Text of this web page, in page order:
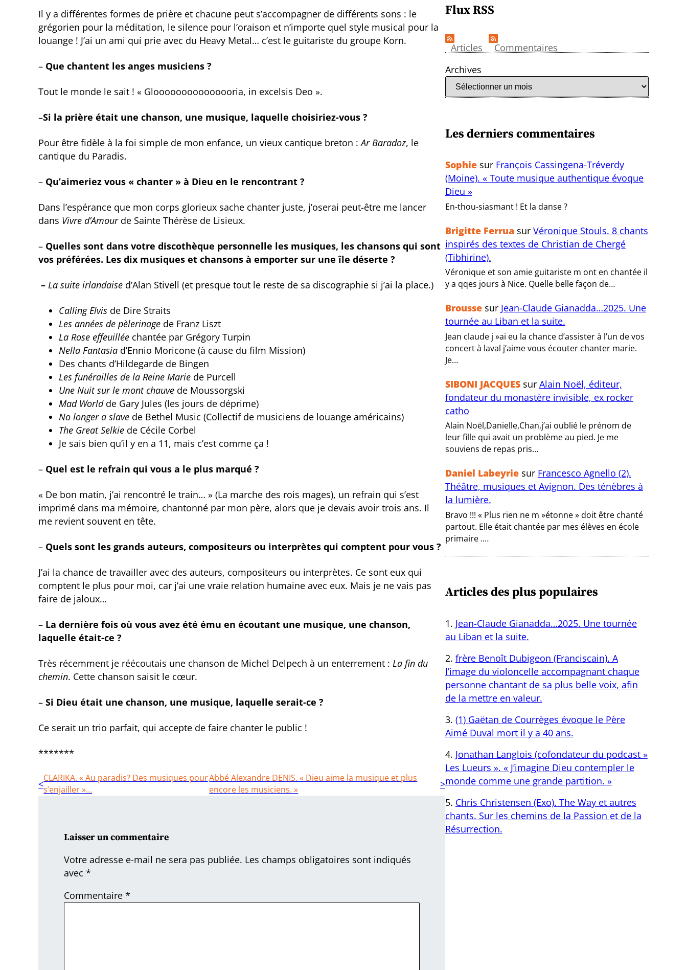
Il y a différentes formes de prière et chacune peut s’accompagner de différents sons : le
grégorien pour la méditation, le silence pour l’oraison et n’importe quel style musical pour la
louange ! J’ai un ami qui prie avec du Heavy Metal… c’est le guitariste du groupe Korn.
– Que chantent les anges musiciens ?
Tout le monde le sait ! « Glooooooooooooooria, in excelsis Deo ».
–Si la prière était une chanson, une musique, laquelle choisiriez-vous ?
Pour être fidèle à la foi simple de mon enfance, un vieux cantique breton :Ar Baradoz, le
cantique du Paradis.
– Qu’aimeriez vous « chanter » à Dieu en le rencontrant ?
Dans l’espérance que mon corps glorieux sache chanter juste, j’oserai peut-être me lancer
dans Vivre d’Amour de Sainte Thérèse de Lisieux.
– Quelles sont dans votre discothèque personnelle les musiques, les chansons qui sont
vos préférées. Les dix musiques et chansons à emporter sur une île déserte ?
–La suite irlandaise d’Alan Stivell (et presque tout le reste de sa discographie si j’ai la place.)
Calling Elvis de Dire Straits
Les années de pèlerinage de Franz Liszt
La Rose effeuillée chantée par Grégory Turpin
Nella Fantasia d’Ennio Moricone (à cause du film Mission)
Des chants d’Hildegarde de Bingen
Les funérailles de la Reine Marie de Purcell
Une Nuit sur le mont chauve de Moussorgski
Mad Worldde Gary Jules (les jours de déprime)
No longer a slave de Bethel Music (Collectif de musiciens de louange américains)
The Great Selkie de Cécile Corbel
Je sais bien qu’il y en a 11, mais c’est comme ça !
– Quel est le refrain qui vous a le plus marqué ?
« De bon matin, j’ai rencontré le train… » (La marche des rois mages), un refrain qui s’est
imprimé dans ma mémoire, chantonné par mon père, alors que je devais avoir trois ans. Il
me revient souvent en tête.
– Quels sont les grands auteurs, compositeurs ou interprètes qui comptent pour vous ?
J’ai la chance de travailler avec des auteurs, compositeurs ou interprètes. Ce sont eux qui
comptent le plus pour moi, car j’ai une vraie relation humaine avec eux. Mais je ne vais pas
faire de jaloux…
– La dernière fois où vous avez été ému en écoutant une musique, une chanson,
laquelle était-ce ?
Très récemment je réécoutais une chanson de Michel Delpech à un enterrement :La fin du
chemin. Cette chanson saisit le cœur.
–Si Dieu était une chanson, une musique, laquelle serait-ce ?
Ce serait un trio parfait, qui accepte de faire chanter le public !
*******
Abbé Alexandre DENIS. « Dieu aime la musique et plus
encore les musiciens. »
CLARIKA. « Au paradis? Des musiques pour
s’enjailler »…
Laisser un commentaire
Votre adresse e-mail ne sera pas publiée. Les champs obligatoires sont indiqués
avec*
Commentaire*
Flux RSS
Articles
Commentaires
Archives
Les derniers commentaires
Sophiesur François Cassingena-Tréverdy
(Moine). « Toute musique authentique évoque
Dieu »
En-thou-siasmant ! Et la danse ?
Brigitte Ferrua sur Véronique Stouls. 8 chants
inspirés des textes de Christian de Chergé
(Tibhirine).
Véronique et son amie guitariste m ont en chantée il
y a qqes jours à Nice. Quelle belle façon de…
Broussesur Jean-Claude Gianadda…2025. Une
tournée au Liban et la suite.
Jean claude j »ai eu la chance d’assister à l’un de vos
concert à laval j’aime vous écouter chanter marie.
Je…
SIBONI JACQUESsur Alain Noël, éditeur,
fondateur du monastère invisible, ex rocker
catho
Alain Noël,Danielle,Chan,j’ai oublié le prénom de
leur fille qui avait un problème au pied. Je me
souviens de repas pris…
Daniel Labeyriesur Francesco Agnello (2).
Théâtre, musiques et Avignon. Des ténèbres à
la lumière.
Bravo !!! « Plus rien ne m »étonne » doit être chanté
partout. Elle était chantée par mes élèves en école
primaire .…
Articles des plus populaires
Jean-Claude Gianadda…2025. Une tournée
au Liban et la suite.
frère Benoît Dubigeon (Franciscain). A
l’image du violoncelle accompagnant chaque
personne chantant de sa plus belle voix, afin
de la mettre en valeur.
(1) Gaëtan de Courrèges évoque le Père
Aimé Duval mort il y a 40 ans.
Jonathan Langlois (cofondateur du podcast »
Les Lueurs ». « J’imagine Dieu contempler le
monde comme une grande partition. »
Chris Christensen (Exo). The Way et autres
chants. Sur les chemins de la Passion et de la
Résurrection.